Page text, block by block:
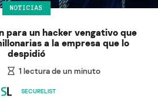
NOTICIAS
para un hacker vengativo que
a la empresa que lo
despidió
1 lectura de un minuto
SECURELIST